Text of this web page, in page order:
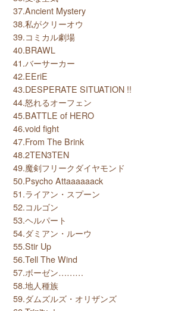
37.Ancient Mystery
38.私がクリーオウ
39.コミカル劇場
40.BRAWL
41.バーサーカー
42.EEriE
43.DESPERATE SITUATION !!
44.怒れるオーフェン
45.BATTLE of HERO
46.void fight
47.From The Brink
48.2TEN3TEN
49.魔剣フリークダイヤモンド
50.Psycho Attaaaaaack
51.ライアン・スプーン
52.コルゴン
53.ヘルパート
54.ダミアン・ルーウ
55.Stir Up
56.Tell The Wind
57.ボーゼン………
58.地人種族
59.ダムズルズ・オリザンズ